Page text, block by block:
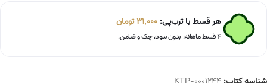
هر قسط با ترب‌پی: 31,000تومان
۴ قسط ماهانه. بدون سود، چک و ضامن.